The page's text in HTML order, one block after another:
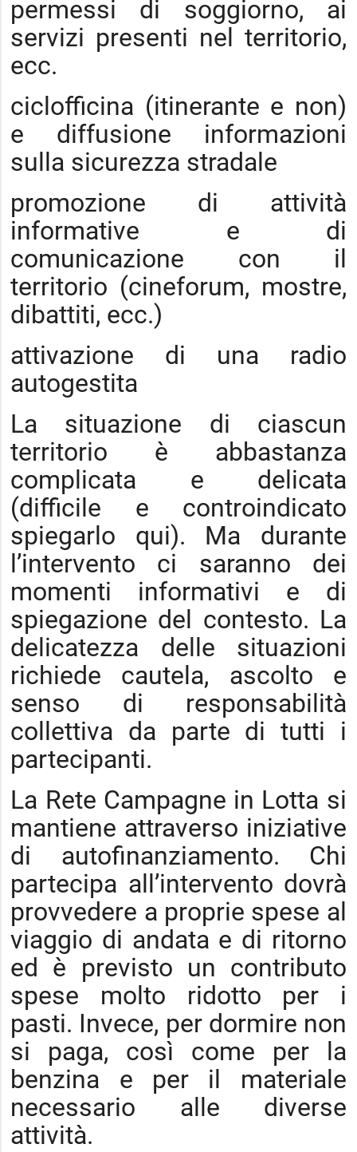
permessi di soggiorno, ai
servizi presenti nel territorio,
ecc.
ciclofficina (itinerante e non)
e diffusione informazioni
sulla sicurezza stradale
promozione di attività
informative e di
comunicazione con il
territorio (cineforum, mostre,
dibattiti, ecc.)
attivazione di una radio
autogestita
La situazione di ciascun
territorio è abbastanza
complicata e delicata
(difficile e controindicato
spiegarlo qui). Ma durante
l’intervento ci saranno dei
momenti informativi e di
spiegazione del contesto. La
delicatezza delle situazioni
richiede cautela, ascolto e
senso di responsabilità
collettiva da parte di tutti i
partecipanti.
La Rete Campagne in Lotta si
mantiene attraverso iniziative
di autofinanziamento. Chi
partecipa all’intervento dovrà
provvedere a proprie spese al
viaggio di andata e di ritorno
ed è previsto un contributo
spese molto ridotto per i
pasti. Invece, per dormire non
si paga, così come per la
benzina e per il materiale
necessario alle diverse
attività.